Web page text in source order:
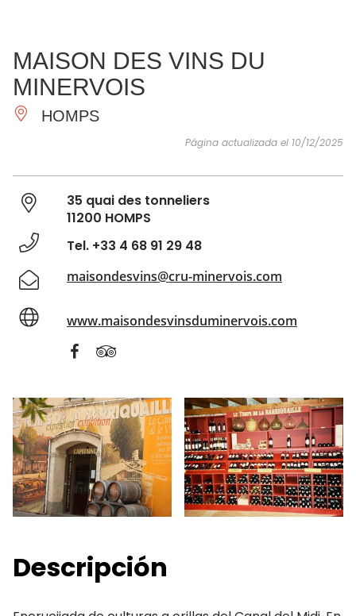
IMPRESCINDIBLES
HACER
INSPIRACIONES
MAISON DES VINS DU
MINERVOIS
HOMPS
Página actualizada el 10/12/2025
35 quai des tonneliers
11200 HOMPS
Tel. +33 4 68 91 29 48
maisondesvins@cru-minervois.com
www.maisondesvinsduminervois.com
Descripción